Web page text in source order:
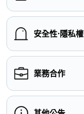
安全性⋅隱私權
業務合作